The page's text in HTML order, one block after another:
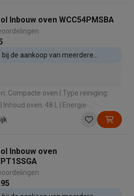
Inbouw oven WCC54PMSBA
bij de aankoop van meerdere
oven | Type reiniging:
Hete
Inbouw oven